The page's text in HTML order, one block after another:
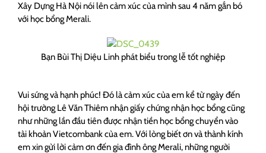
DÀNH CHO NHÀ TÀI TRỢ
Xây Dựng Hà Nội nói lên cảm xúc của mình sau 4 năm gắn bó
với học bổng Merali.
Bạn Bùi Thị Diệu Linh phát biểu trong lễ tốt nghiệp
Vui sứng và hạnh phúc! Đó là cảm xúc của em kể từ ngày đến
hội trường Lê Văn Thiêm nhận giấy chứng nhận học bổng cũng
như những lần đầu tiên được nhận tiền học bổng chuyển vào
tài khoản Vietcombank của em. Với lòng biết ơn và thành kính
em xin gửi lời cảm ơn đến gia đình ông Merali, những người